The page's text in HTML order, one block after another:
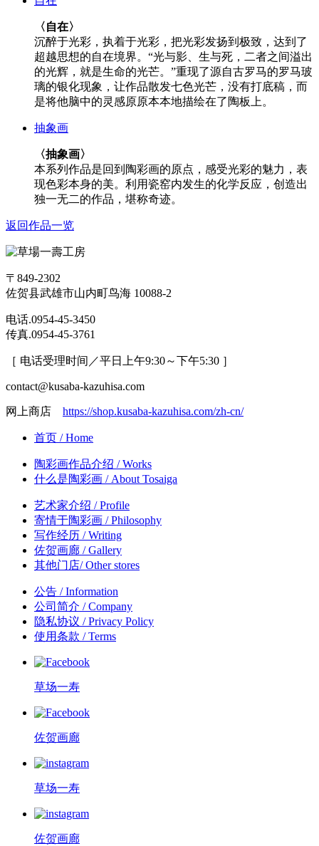
〈自在〉
沉醉于光彩，执着于光彩，把光彩发扬到极致，达到了
超越思想的自在境界。“光与影、生与死，二者之间溢出
的光辉，就是生命的光芒。”重现了源自古罗马的罗马玻
璃的银化现象，让作品散发七色光芒，没有打底稿，而
是将他脑中的灵感原原本本地描绘在了陶板上。
抽象画
〈抽象画〉
本系列作品是回到陶彩画的原点，感受光彩的魅力，表
现色彩本身的美。利用瓷窑内发生的化学反应，创造出
独一无二的作品，堪称奇迹。
返回作品一览
〒849-2302
佐贺县武雄市山内町鸟海 10088-2
电话.0954-45-3450
传真.0954-45-3761
［ 电话受理时间／平日上午9:30～下午5:30 ］
contact@kusaba-kazuhisa.com
网上商店 https://shop.kusaba-kazuhisa.com/zh-cn/
首页 / Home
陶彩画作品介绍 / Works
什么是陶彩画 / About Tosaiga
艺术家介绍 / Profile
寄情于陶彩画 / Philosophy
写作经历 / Writing
佐贺画廊 / Gallery
其他门店/ Other stores
公告 / Information
公司简介 / Company
隐私协议 / Privacy Policy
使用条款 / Terms
草场一寿
佐贺画廊
草场一寿
佐贺画廊